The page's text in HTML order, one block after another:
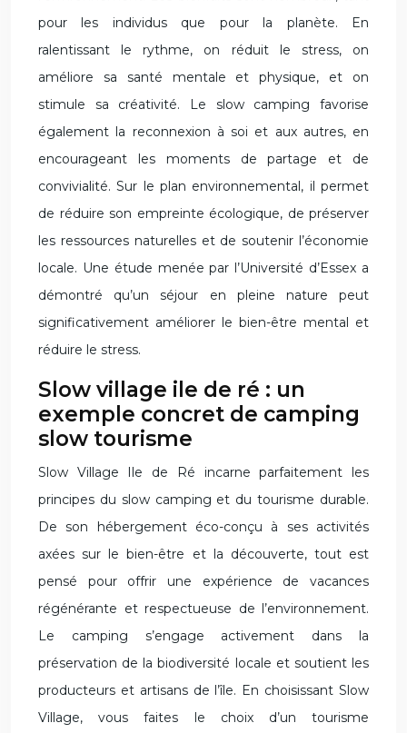
pour les individus que pour la planète. En
ralentissant le rythme, on réduit le stress, on
améliore sa santé mentale et physique, et on
stimule sa créativité. Le slow camping favorise
également la reconnexion à soi et aux autres, en
encourageant les moments de partage et de
convivialité. Sur le plan environnemental, il permet
de réduire son empreinte écologique, de préserver
les ressources naturelles et de soutenir l’économie
locale. Une étude menée par l’Université d’Essex a
démontré qu’un séjour en pleine nature peut
significativement améliorer le bien-être mental et
réduire le stress.
Slow village ile de ré : un
exemple concret de camping
slow tourisme
Slow Village Ile de Ré incarne parfaitement les
principes du slow camping et du tourisme durable.
De son hébergement éco-conçu à ses activités
axées sur le bien-être et la découverte, tout est
pensé pour offrir une expérience de vacances
régénérante et respectueuse de l’environnement.
Le camping s’engage activement dans la
préservation de la biodiversité locale et soutient les
producteurs et artisans de l’île. En choisissant Slow
Village, vous faites le choix d’un tourisme